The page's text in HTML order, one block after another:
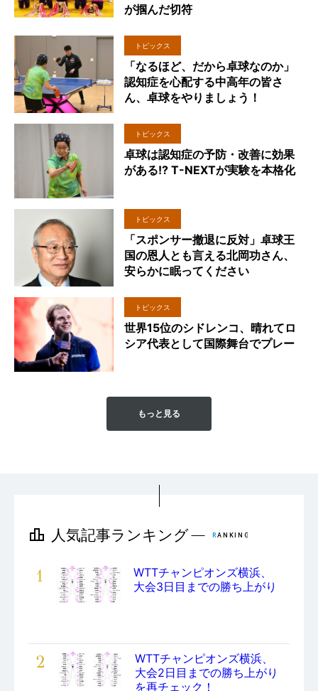
が掴んだ切符
トピックス
「なるほど、だから卓球なのか」
認知症を心配する中高年の皆さ
ん、卓球をやりましょう！
トピックス
卓球は認知症の予防・改善に効果
がある!? T-NEXTが実験を本格化
トピックス
「スポンサー撤退に反対」卓球王
国の恩人とも言える北岡功さん、
安らかに眠ってください
トピックス
世界15位のシドレンコ、晴れてロ
シア代表として国際舞台でプレー
もっと見る
1
WTTチャンピオンズ横浜、
大会3日目までの勝ち上がり
2
WTTチャンピオンズ横浜、
大会2日目までの勝ち上がり
を再チェック！